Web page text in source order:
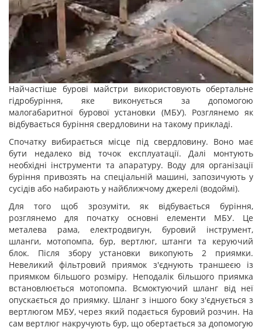
Найчастіше бурові майстри використовують обертальне
гідробуріння, яке виконується за допомогою
малогабаритної бурової установки (МБУ). Розглянемо як
відбувається буріння свердловини на такому прикладі.
Спочатку вибирається місце під свердловину. Воно має
бути недалеко від точок експлуатації. Далі монтують
необхідні інструменти та апаратуру. Воду для організації
буріння привозять на спеціальній машині, запозичують у
сусідів або набирають у найближчому джерелі (водоймі).
Для того щоб зрозуміти, як відбувається буріння,
розглянемо для початку основні елементи МБУ. Це
металева рама, електродвигун, буровий інструмент,
шланги, мотопомпа, бур, вертлюг, штанги та керуючий
блок. Після збору установки викопують 2 приямки.
Невеликий фільтровий приямок з'єднують траншеєю із
приямком більшого розміру. Неподалік більшого приямка
встановлюється мотопомпа. Всмоктуючий шланг від неї
опускається до приямку. Шланг з іншого боку з'єднується з
вертлюгом МБУ, через який подається буровий розчин. На
сам вертлюг накручують бур, що обертається за допомогую